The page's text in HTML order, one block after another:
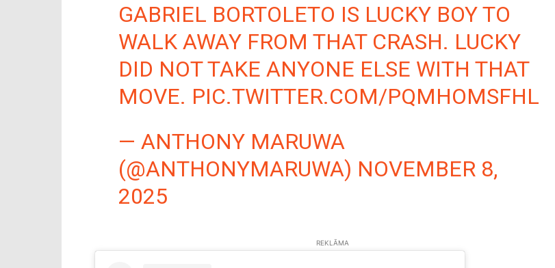
GABRIEL BORTOLETO IS LUCKY BOY TO
WALK AWAY FROM THAT CRASH. LUCKY
DID NOT TAKE ANYONE ELSE WITH THAT
MOVE. PIC.TWITTER.COM/PQMHOMSFHL
— ANTHONY MARUWA
(@ANTHONYMARUWA) NOVEMBER 8,
2025
REKLĀMA